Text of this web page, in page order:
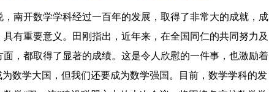
开数学学科经过一百年的发展，取得了非常大的成就，成
有重要意义。田刚指出，近年来，在全国同仁的共同努力及
，都取得了显著的成绩。这是令人欣慰的一件事，也激励着
数学大国，但我们还要成为数学强国。目前，数学学科的发